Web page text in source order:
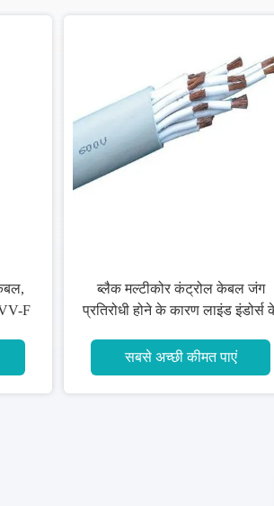
F
ब्लैक मल्टीकोर कंट्रोल केबल जंग
प्रतिरोधी होने के कारण लाइंड इंडोर्स
सबसे अच्छी कीमत पाएं